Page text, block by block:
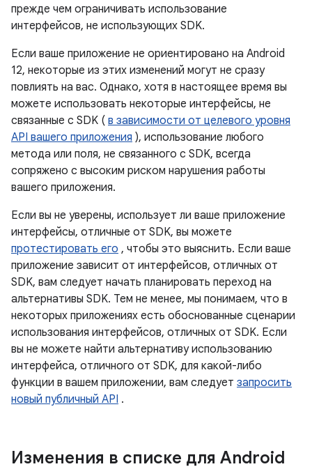
прежде чем ограничивать использование
интерфейсов, не использующих SDK.
Если ваше приложение не ориентировано на Android
12, некоторые из этих изменений могут не сразу
повлиять на вас. Однако, хотя в настоящее время вы
можете использовать некоторые интерфейсы, не
связанные с SDK ( в зависимости от целевого уровня
API вашего приложения ), использование любого
метода или поля, не связанного с SDK, всегда
сопряжено с высоким риском нарушения работы
вашего приложения.
Если вы не уверены, использует ли ваше приложение
интерфейсы, отличные от SDK, вы можете
протестировать его , чтобы это выяснить. Если ваше
приложение зависит от интерфейсов, отличных от
SDK, вам следует начать планировать переход на
альтернативы SDK. Тем не менее, мы понимаем, что в
некоторых приложениях есть обоснованные сценарии
использования интерфейсов, отличных от SDK. Если
вы не можете найти альтернативу использованию
интерфейса, отличного от SDK, для какой-либо
функции в вашем приложении, вам следует запросить
новый публичный API .
Изменения в списке для Android